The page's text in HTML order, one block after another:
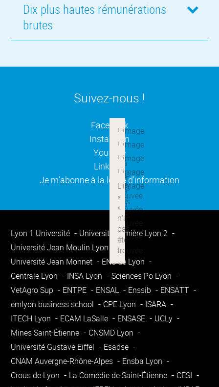
Dix plus hautes rémunérations
brutes
Suivez-nous !
Facebook(ouverture dans une
Instagram(ouverture dans une
Youtube(ouverture dans une
Linkedin
(ouverture dans une
Je m'abonne à la lettre d'information
(ouverture dans une
Lyon 1 Université
Université Lumière Lyon 2
Université Jean Moulin Lyon 3
Université Jean Monnet
ENS de Lyon
Centrale Lyon
INSA Lyon
Sciences Po Lyon
VetAgro Sup
ENTPE ENSAL Enssib
ENSATT
emlyon business school
CPE Lyon
ISARA
ITECH Lyon
ECAM LaSalle ENSASE
UCLy
Mines Saint-Étienne
CNSMD Lyon
Université Gustave Eiffel
Esadse
CNAM Auvergne-Rhône-Alpes
Ensba Lyon
Crous de Lyon
La Comédie de Saint-Étienne
CESI